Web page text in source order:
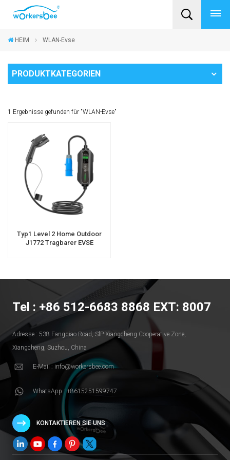
HEIM WLAN-Evse
PRODUKTKATEGORIEN
1 Ergebnisse gefunden für "WLAN-Evse"
Typ1 Level 2 Home Outdoor
J1772 Tragbarer EVSE
Tel : +86 512-6683 8868 EXT: 8007
Adresse : 538 Fangqiao Road, SlP-Xiangcheng Cooperative Zone,
Xiangcheng, Suzhou, China
E-Mail : info@workersbee.com
WhatsApp : +8615251599747
KONTAKTIEREN SIE UNS